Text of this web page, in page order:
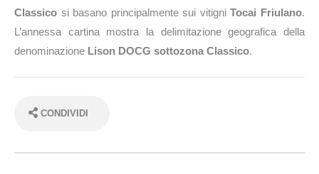
Classico si basano principalmente sui vitigniTocai Friulano.
L’annessa cartina mostra la delimitazione geografica della
denominazione Lison DOCG sottozona Classico.
CONDIVIDI